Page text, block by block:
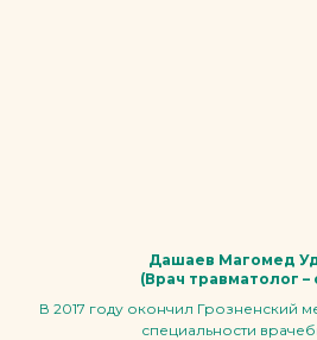
Дашаев Магомед
(Врач травматолог
В 2017 году окончил Грозненский
специальности